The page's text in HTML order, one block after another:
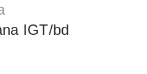
IGT/bd